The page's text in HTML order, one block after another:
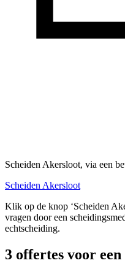
Scheiden Akersloot, via een
Scheiden Akersloot
Klik op de knop ‘Scheiden
vragen door een
echtscheiding.
3 offertes voor